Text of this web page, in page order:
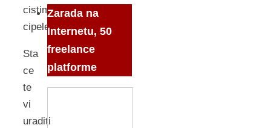
cistim
cipele…
Sta
ce
te
vi
uraditi
Zarada na
Internetu, 50
freelance
platforme